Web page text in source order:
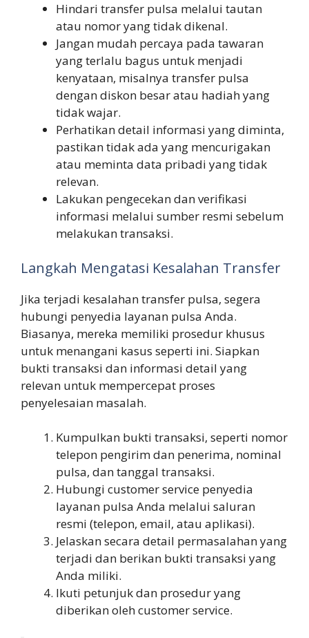
Hindari transfer pulsa melalui tautan
atau nomor yang tidak dikenal.
Jangan mudah percaya pada tawaran
yang terlalu bagus untuk menjadi
kenyataan, misalnya transfer pulsa
dengan diskon besar atau hadiah yang
tidak wajar.
Perhatikan detail informasi yang diminta,
pastikan tidak ada yang mencurigakan
atau meminta data pribadi yang tidak
relevan.
Lakukan pengecekan dan verifikasi
informasi melalui sumber resmi sebelum
melakukan transaksi.
Langkah Mengatasi Kesalahan Transfer
Jika terjadi kesalahan transfer pulsa, segera
hubungi penyedia layanan pulsa Anda.
Biasanya, mereka memiliki prosedur khusus
untuk menangani kasus seperti ini. Siapkan
bukti transaksi dan informasi detail yang
relevan untuk mempercepat proses
penyelesaian masalah.
Kumpulkan bukti transaksi, seperti nomor
telepon pengirim dan penerima, nominal
pulsa, dan tanggal transaksi.
Hubungi customer service penyedia
layanan pulsa Anda melalui saluran
resmi (telepon, email, atau aplikasi).
Jelaskan secara detail permasalahan yang
terjadi dan berikan bukti transaksi yang
Anda miliki.
Ikuti petunjuk dan prosedur yang
diberikan oleh customer service.